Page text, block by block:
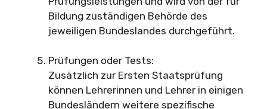
Bildung zuständigen Behörde des
jeweiligen Bundeslandes durchgeführt.
Prüfungen oder Tests:
Zusätzlich zur Ersten Staatsprüfung
können Lehrerinnen und Lehrer in einigen
Bundesländern weitere spezifische